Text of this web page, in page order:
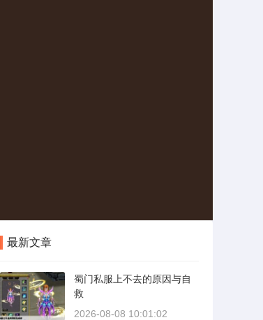
最新文章
蜀门私服上不去的原因与自
救
2026-08-08 10:01:02